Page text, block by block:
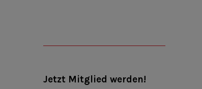
Jetzt Mitglied werden!